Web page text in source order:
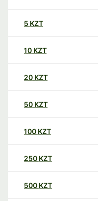
5 KZT
10 KZT
20 KZT
50 KZT
100 KZT
250 KZT
500 KZT